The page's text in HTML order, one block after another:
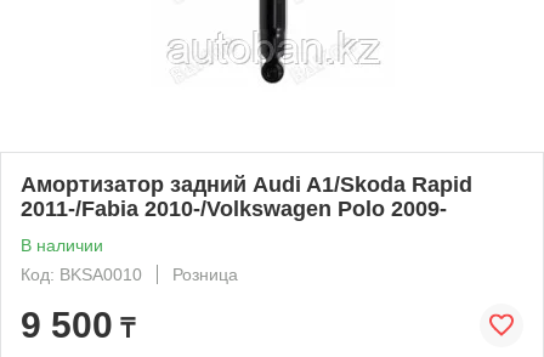
Амортизатор задний Audi A1/Skoda Rapid
2011-/Fabia 2010-/Volkswagen Polo 2009-
В наличии
Код: BKSA0010
Розница
9 500 ₸